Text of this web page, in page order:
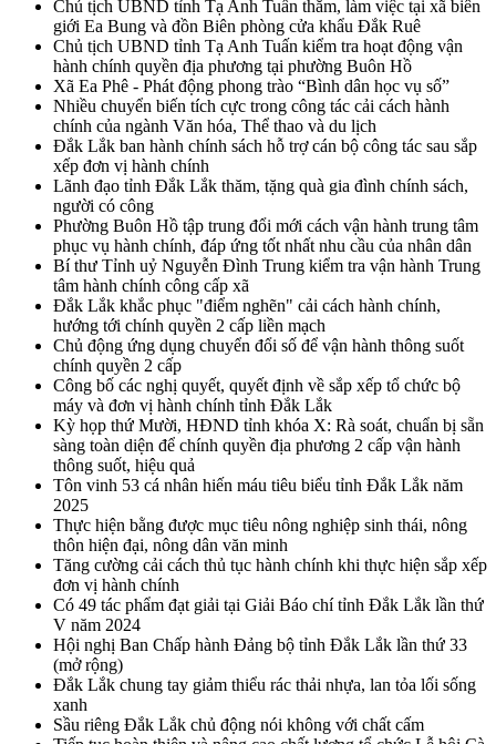
Chủ tịch UBND tỉnh Tạ Anh Tuấn thăm, làm việc tại xã biên
giới Ea Bung và đồn Biên phòng cửa khẩu Đắk Ruê
Chủ tịch UBND tỉnh Tạ Anh Tuấn kiểm tra hoạt động vận
hành chính quyền địa phương tại phường Buôn Hồ
Xã Ea Phê - Phát động phong trào “Bình dân học vụ số”
Nhiều chuyển biến tích cực trong công tác cải cách hành
chính của ngành Văn hóa, Thể thao và du lịch
Đắk Lắk ban hành chính sách hỗ trợ cán bộ công tác sau sắp
xếp đơn vị hành chính
Lãnh đạo tỉnh Đắk Lắk thăm, tặng quà gia đình chính sách,
người có công
Phường Buôn Hồ tập trung đổi mới cách vận hành trung tâm
phục vụ hành chính, đáp ứng tốt nhất nhu cầu của nhân dân
Bí thư Tỉnh uỷ Nguyễn Đình Trung kiểm tra vận hành Trung
tâm hành chính công cấp xã
Đắk Lắk khắc phục "điểm nghẽn" cải cách hành chính,
hướng tới chính quyền 2 cấp liền mạch
Chủ động ứng dụng chuyển đổi số để vận hành thông suốt
chính quyền 2 cấp
Công bố các nghị quyết, quyết định về sắp xếp tổ chức bộ
máy và đơn vị hành chính tỉnh Đắk Lắk
Kỳ họp thứ Mười, HĐND tỉnh khóa X: Rà soát, chuẩn bị sẵn
sàng toàn diện để chính quyền địa phương 2 cấp vận hành
thông suốt, hiệu quả
Tôn vinh 53 cá nhân hiến máu tiêu biểu tỉnh Đắk Lắk năm
2025
Thực hiện bằng được mục tiêu nông nghiệp sinh thái, nông
thôn hiện đại, nông dân văn minh
Tăng cường cải cách thủ tục hành chính khi thực hiện sắp xếp
đơn vị hành chính
Có 49 tác phẩm đạt giải tại Giải Báo chí tỉnh Đắk Lắk lần thứ
V năm 2024
Hội nghị Ban Chấp hành Đảng bộ tỉnh Đắk Lắk lần thứ 33
(mở rộng)
Đắk Lắk chung tay giảm thiểu rác thải nhựa, lan tỏa lối sống
xanh
Sầu riêng Đắk Lắk chủ động nói không với chất cấm